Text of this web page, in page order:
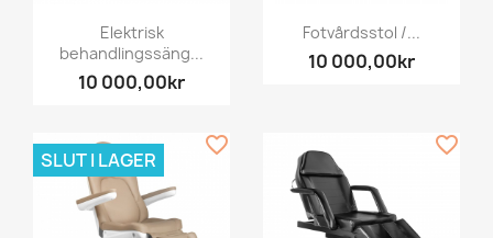
Elektrisk
behandlingssäng...
10 000,00kr
Fotvårdsstol /...
10 000,00kr
SLUT I LAGER
favorite_border favorite_border